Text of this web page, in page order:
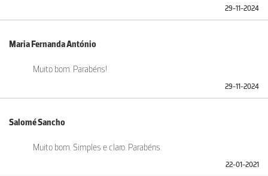
29-11-2024
Maria Fernanda António
Muito bom. Parabéns!
29-11-2024
Salomé Sancho
Muito bom. Simples e claro. Parabéns.
22-01-2021